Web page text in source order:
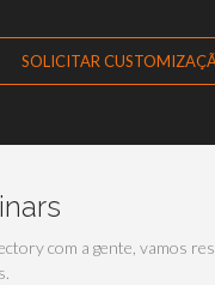
SOLICITAR
com a gente, vamos